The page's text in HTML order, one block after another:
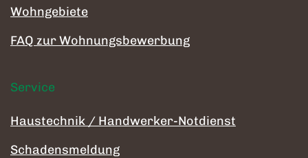
Wohngebiete
FAQ zur Wohnungsbewerbung
Service
Haustechnik / Handwerker-Notdienst
Schadensmeldung